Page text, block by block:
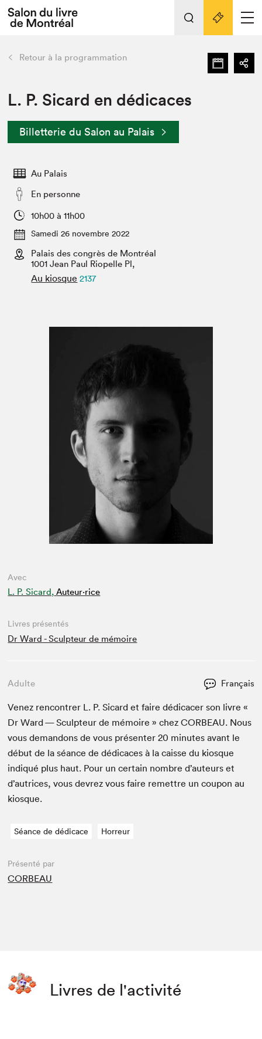
Espace exposant⋅e⋅s
Espace enseignant·e·s
Espace médias
L'événement
Préparer sa visite au Salon
Actualités
SLM PRO
retour Nos activités
Préparer sa visite
Salon dans la ville et en ligne
Projets partenaires
Liens pratiques
Retour à la programmation
L. P. Sicard en dédicaces
Billetterie du Salon au Palais
Au Palais
En personne
10h00 à 11h00
Samedi 26 novembre 2022
Palais des congrès de Montréal
1001 Jean Paul Riopelle Pl,
Au kiosque 2137
Avec
L. P. Sicard, Auteur·rice
Livres présentés
Dr Ward - Sculpteur de mémoire
Adulte Français
Venez ren­con­tr­er L. P. Sicard et faire dédi­cac­er son livre «
Dr Ward — Sculp­teur de mémoire » chezCOR­BEAU. Nous
vous deman­dons de vous présen­ter20 min­utes avant le
début de la séance de dédi­caces à la caisse du kiosque
indiqué plus haut. Pour un cer­tain nom­bre d’auteurs et
d’autrices, vous devrez vous faire remet­tre un coupon au
kiosque.
Séance de dédicace Horreur
Présenté par
CORBEAU
Livres de l'activité